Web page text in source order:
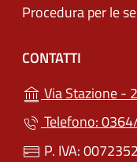
Procedura per le
CONTATTI
Via Stazione -
Telefono:
P. IVA: